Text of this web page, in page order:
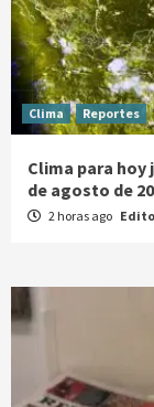
Clima Reportes
Clima para hoy
de agosto de
2 horas ago